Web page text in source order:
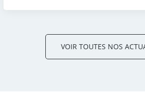
VOIR TOUTES NOS